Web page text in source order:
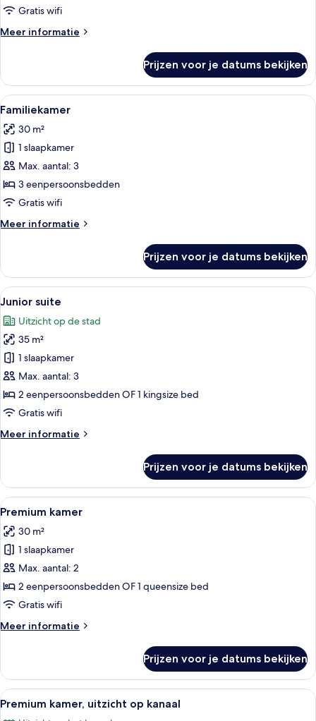
Gratis wifi
Meer informatie
Meer
kamer
Prijzen voor je datums bekijken
Alle
foto's
voor
Familiekamer
laden
Een moderne hotelkamer met een
5
Familiekamer
30 m²
1 slaapkamer
Max. aantal: 3
3 eenpersoonsbedden
Gratis wifi
Meer informatie
Meer
Prijzen voor je datums bekijken
Alle
foto's
voor
Junior
suite
laden
Een moderne hotelkamer met een
10
Junior suite
Uitzicht op de stad
35 m²
1 slaapkamer
Max. aantal: 3
2 eenpersoonsbedden OF 1 kingsize bed
Gratis wifi
Meer informatie
Meer
suite
Prijzen voor je datums bekijken
Alle
foto's
voor
Premium
kamer
laden
Een hotelkamer met een bed, een
6
Premium kamer
30 m²
1 slaapkamer
Max. aantal: 2
2 eenpersoonsbedden OF 1 queensize bed
Gratis wifi
Meer informatie
Meer
kamer
Prijzen voor je datums bekijken
Alle
foto's
Hotelkamer met een groot bed, een
11
Premium kamer, uitzicht op kanaal